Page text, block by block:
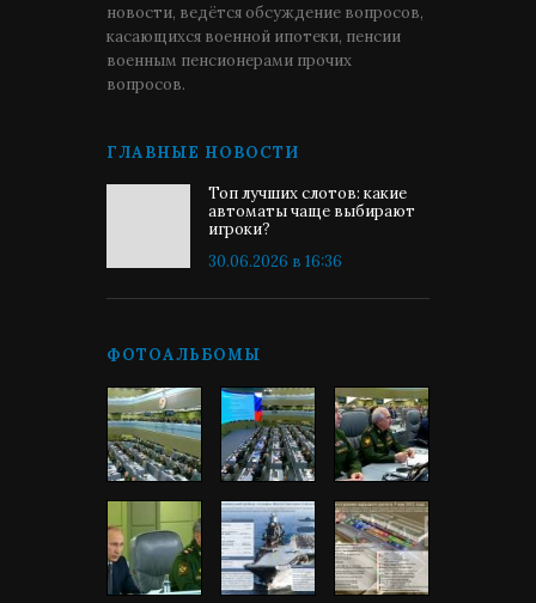
новости, ведётся обсуждение вопросов,
касающихся военной ипотеки, пенсии
военным пенсионерами прочих
вопросов.
ГЛАВНЫЕ НОВОСТИ
Топ лучших слотов: какие
автоматы чаще выбирают
игроки?
30.06.2026 в 16:36
ФОТОАЛЬБОМЫ